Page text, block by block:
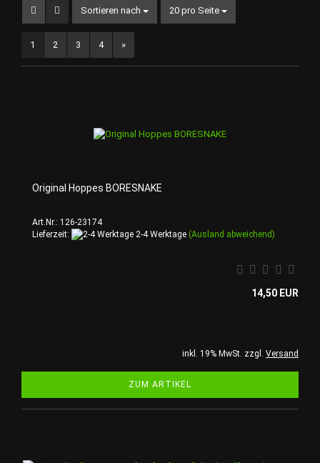
Sortieren nach
Sortieren nach 20 pro Seite
pro Seite
1 2 3 4 »
Original Hoppes BORESNAKE
Art.Nr.: 126-23174
Lieferzeit:
2-4 Werktage (Ausland abweichend)
14,50 EUR
inkl. 19% MwSt. zzgl. Versand
ZUM ARTIKEL